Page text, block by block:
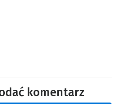
komentarz